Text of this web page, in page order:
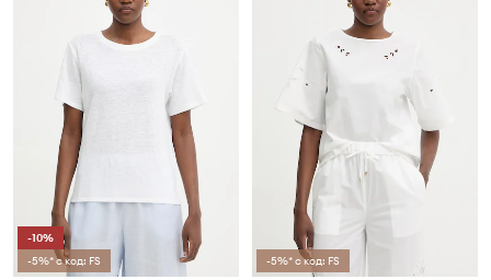
-10%
-5%* с код: FS
-5%* с код: FS